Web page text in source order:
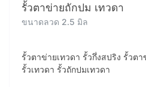
รั้วตาข่ายถักปม เทวดา
ขนาดลวด 2.5 มิล
รั้วตาข่ายเทวดา รั้วกึ่งสปริง รั้วต
รั้วเทวดา รั้วถักปมเทวดา